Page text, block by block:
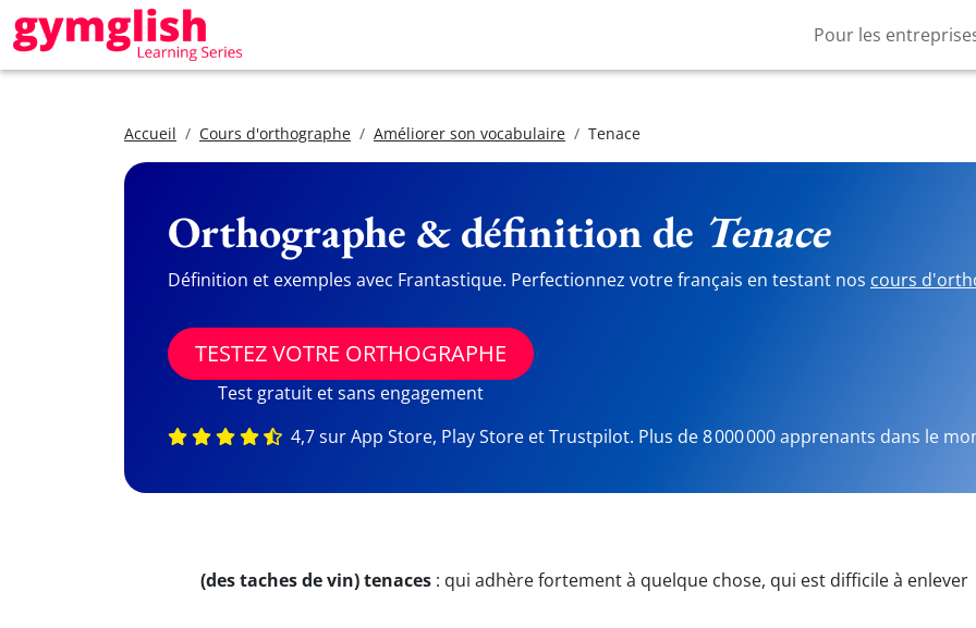
Pour les
Accueil Cours d'orthographe Améliorer son vocabulaire Tenace
Orthographe & définition de Tenace
Définition et exemples avec Frantastique. Perfectionnez votre français en testant nos cours
TESTEZ VOTRE ORTHOGRAPHE
Test gratuit et sans engagement
4,7 sur App Store, Play Store et Trustpilot. Plus de 8 000 000 apprenants dans le
(des taches de vin) tenaces : qui adhère fortement à quelque chose, qui est difficile à enlever